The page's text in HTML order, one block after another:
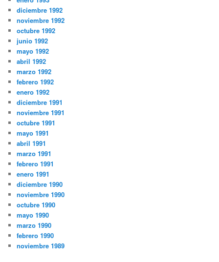
diciembre 1992
noviembre 1992
octubre 1992
junio 1992
mayo 1992
abril 1992
marzo 1992
febrero 1992
enero 1992
diciembre 1991
noviembre 1991
octubre 1991
mayo 1991
abril 1991
marzo 1991
febrero 1991
enero 1991
diciembre 1990
noviembre 1990
octubre 1990
mayo 1990
marzo 1990
febrero 1990
noviembre 1989